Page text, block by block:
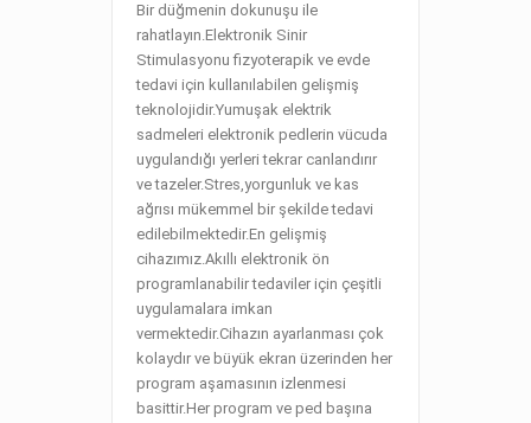
Bir düğmenin dokunuşu ile
rahatlayın.Elektronik Sinir
Stimulasyonu fizyoterapik ve evde
tedavi için kullanılabilen gelişmiş
teknolojidir.Yumuşak elektrik
sadmeleri elektronik pedlerin vücuda
uygulandığı yerleri tekrar canlandırır
ve tazeler.Stres,yorgunluk ve kas
ağrısı mükemmel bir şekilde tedavi
edilebilmektedir.En gelişmiş
cihazımız.Akıllı elektronik ön
programlanabilir tedaviler için çeşitli
uygulamalara imkan
vermektedir.Cihazın ayarlanması çok
kolaydır ve büyük ekran üzerinden her
program aşamasının izlenmesi
basittir.Her program ve ped başına